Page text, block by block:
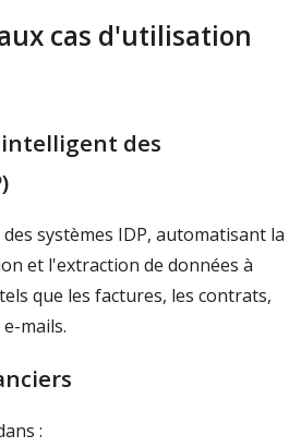
cas d'utilisation
des
systèmes IDP, automatisant la
et l'extraction de données à
que les factures, les contrats,
mails.
: